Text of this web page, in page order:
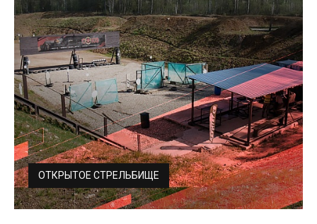
ОТКРЫТОЕ СТРЕЛЬБИЩЕ
Тренировка при любой погоде, благодаря закрытым